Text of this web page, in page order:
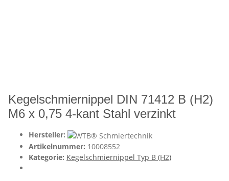
Kegelschmiernippel DIN 71412 B (H2)
M6 x 0,75 4-kant Stahl verzinkt
Hersteller:
Artikelnummer: 10008552
Kategorie: Kegelschmiernippel Typ B (H2)